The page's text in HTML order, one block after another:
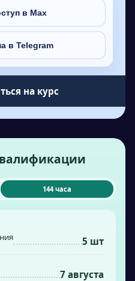
в Max
в Telegram
на курс
144 часа
5 шт
7 августа